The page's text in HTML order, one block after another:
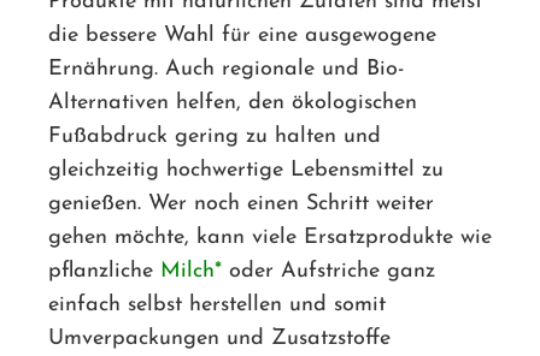
die bessere Wahl für eine ausgewogene
Ernährung. Auch regionale und Bio-
Alternativen helfen, den ökologischen
Fußabdruck gering zu halten und
gleichzeitig hochwertige Lebensmittel zu
genießen. Wer noch einen Schritt weiter
gehen möchte, kann viele Ersatzprodukte wie
pflanzliche Milch
oder Aufstriche ganz
einfach selbst herstellen und somit
Umverpackungen und Zusatzstoffe